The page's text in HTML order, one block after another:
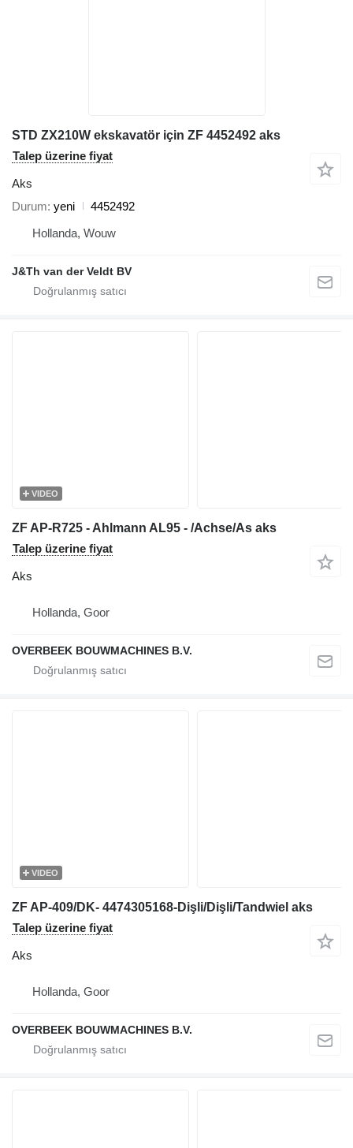
STD ZX210W ekskavatör için ZF 4452492 aks
Talep üzerine fiyat
Aks
Durum yeni
4452492
Hollanda, Wouw
J&Th van der Veldt BV
VIDEO
ZF AP-R725 - Ahlmann AL95 - /Achse/As aks
Talep üzerine fiyat
Aks
Hollanda, Goor
OVERBEEK BOUWMACHINES B.V.
VIDEO
ZF AP-409/DK- 4474305168-Dişli/Dişli/Tandwiel aks
Talep üzerine fiyat
Aks
Hollanda, Goor
OVERBEEK BOUWMACHINES B.V.